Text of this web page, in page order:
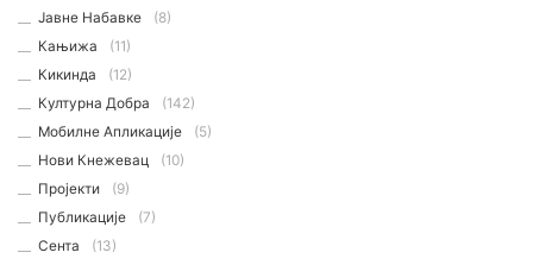
Јавне Набавке
(8)
Кањижа
(11)
Кикинда
(12)
Културна Добра
(142)
Мобилне Апликације
(5)
Нови Кнежевац
(10)
Пројекти
(9)
Публикације
(7)
Сента
(13)